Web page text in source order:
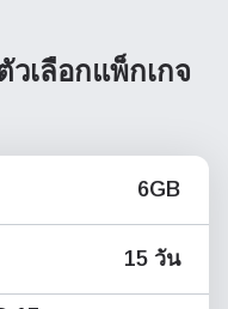
วเลือกแพ็กเกจ
6GB
15 วัน